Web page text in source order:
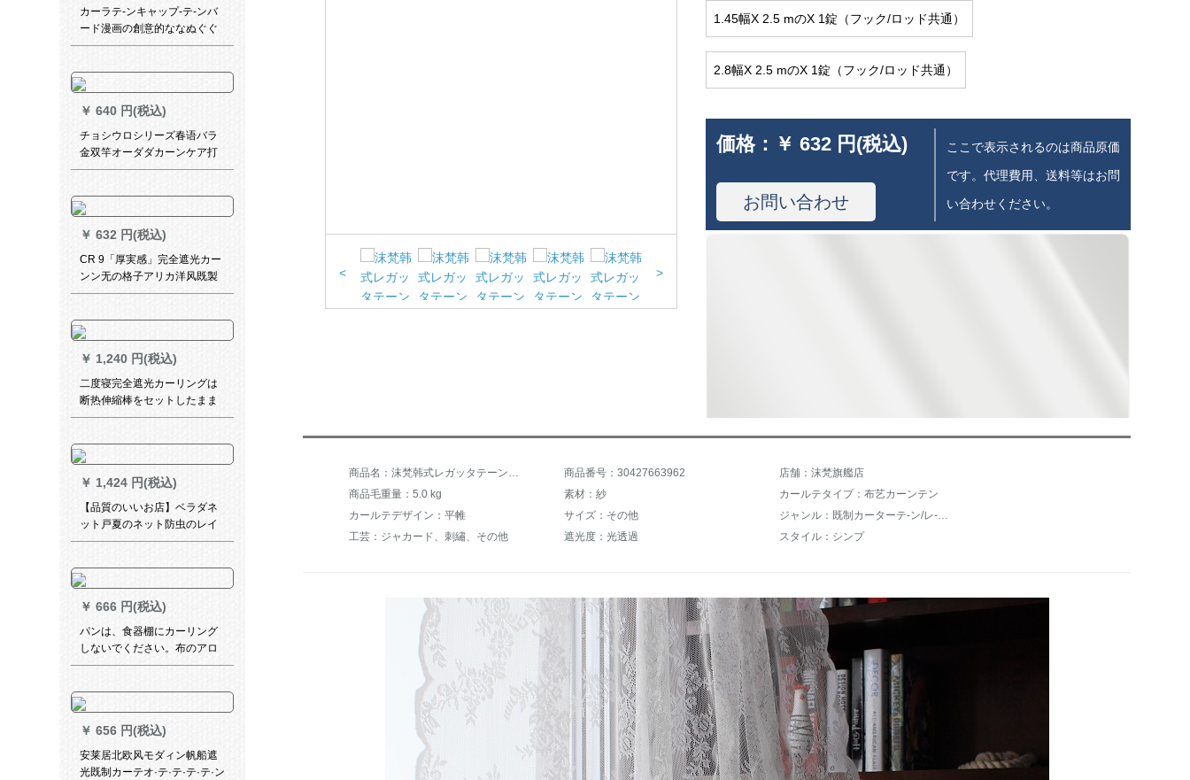
カーラテ-ンキャップ-テ-ンバ
ード漫画の創意的ななぬぐぐ
るのみ-ンドバーナとサールの
￥ 640 円(税込)
チョシウロシリーズ春语バラ
金双竿オーダダカーンケア打
孔オーダダお问い合わせくだ
￥ 632 円(税込)
CR 9「厚実感」完全遮光カー
ンン无の格子アリカ洋风既製
カーテーテン寝室リビン暖米
（无料フーク加工）は何メテ
ルで何枚か撮りますか？
￥ 1,240 円(税込)
二度寝完全遮光カーリングは
断热伸縮棒をセットしたまま
です。简易少女寝室の窓部屋
素材-グラッドグリーン】送り
棒は1.5枚です。×1.8高です。
￥ 1,424 円(税込)
【品質のいいお店】ベラダネ
ット戸夏のネット防虫のレイ
ンマグネネ。暗号化された静
アの大きなカードドットコム
はガゼルの扉の白枠+ベルルー
ジュの纱门120 x 220 cmに调
整します。
￥ 666 円(税込)
パンは、食器棚にカーリング
しないでください。布のアロ
ーンを遮らないでください。
の本箪笥は防塵です。断热の
リ－ディグです。叶子紫中分
式のベルト(伸縮棒/マット両用
の幅は85高180 cmです。
￥ 656 円(税込)
安莱居北欧风モダィン帆船遮
光既制カーテオ·テ·テ·テ·テ·ン
< >
1.45幅X 2.5 mのX 1錠（フック/ロッド共通）
2.8幅X 2.5 mのX 1錠（フック/ロッド共通）
価格： ￥ 632 円(税込)
お問い合わせ
ここで表示されるのは商品原価
です。代理費用、送料等はお問
い合わせください。
商品名：沫梵韩式レガッタテーン既製のカーンテーン既製のテールベルンダウンダの出窓アメリンショーウインドーの白いレガッタテージ2.8幅X 2.5メートル高X 1枚（フック/穿棒通用） 商品番号：30427663962
店舗：沫梵旗艦店
商品毛重量：5.0 kg
素材：紗
カールテタイプ：布艺カーンテン
カールテデザイン：平帷
サイズ：その他
ジャンル：既制カーターテ-ン/レ-スカーンテ-ン
工芸：ジャカード、刺繡、その他
遮光度：光透過 スタイル：シンプ